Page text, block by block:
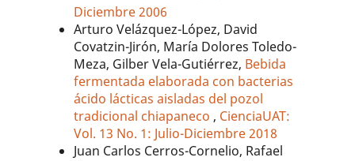
Diciembre 2006
Arturo Velázquez-López, David
Covatzin-Jirón, María Dolores Toledo-
Meza, Gilber Vela-Gutiérrez, Bebida
fermentada elaborada con bacterias
ácido lácticas aisladas del pozol
tradicional chiapaneco , CienciaUAT:
Vol. 13 No. 1: Julio-Diciembre 2018
Juan Carlos Cerros-Cornelio, Rafael